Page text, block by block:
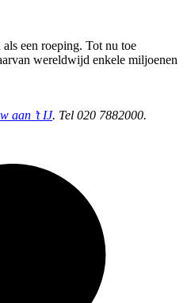
een roeping. Tot nu toe
wereldwijd enkele miljoenen
aan ’t IJ. Tel 020 7882000.